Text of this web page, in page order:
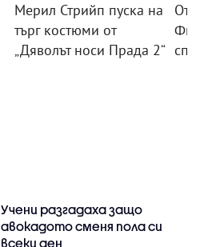
Мерил Стрийп пуска на
търг костюми от
„Дяволът носи Прада 2“
От
Учени разгадаха защо
авокадото сменя пола си
всеки ден